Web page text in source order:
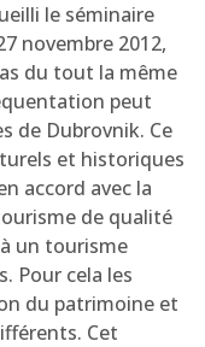
le séminaire
novembre 2012,
du tout la même
peut
de Dubrovnik. Ce
et historiques
accord avec la
de qualité
un tourisme
Pour cela les
du patrimoine et
Cet